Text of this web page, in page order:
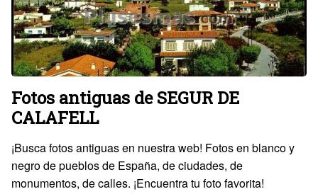
Fotos antiguas de SEGUR DE
CALAFELL
¡Busca fotos antiguas en nuestra web! Fotos en blanco y
negro de pueblos de España, de ciudades, de
monumentos, de calles. ¡Encuentra tu foto favorita!